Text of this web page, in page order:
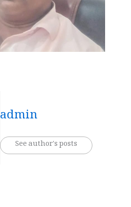
admin
See author's posts